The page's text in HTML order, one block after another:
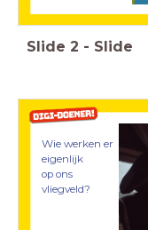
Slide 2 - Slide
Wie werken er
eigenlijk
op ons
vliegveld?